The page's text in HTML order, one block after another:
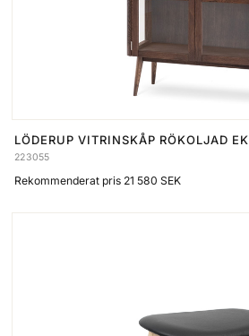
LÖDERUP VITRINSKÅP RÖKOLJAD EK
223055
Rekommenderat pris 21 580 SEK